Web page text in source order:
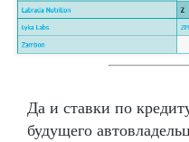
Да и ставки по
будущего